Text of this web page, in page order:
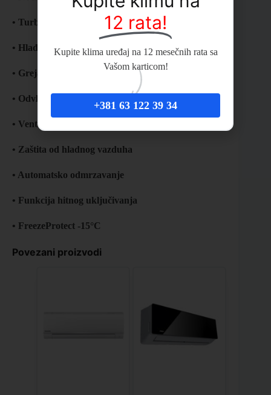
• Turbo rad
• Hlađenje
• Grejanje
• Odvlaživanje
• Ventiliranje – provetravanje
• Zaštita od hladnog vazduha
• Automatsko odmrzavanje
• Funkcija hitnog uključivanja
• FreezeProtect -15°C
Povezani proizvodi
12 rata!
Kupite klima uređaj na 12 mesečnih rata sa
Vašom karticom!
+381 63 122 39 34